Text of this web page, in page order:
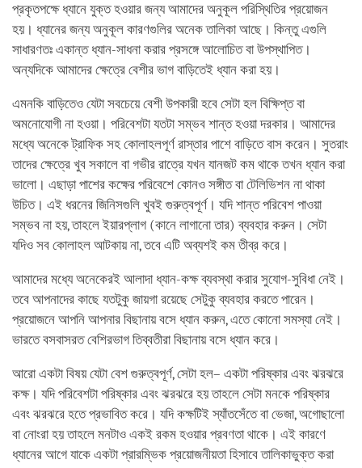
প্রকৃতপক্ষে ধ্যানে যুক্ত হওয়ার জন্য আমাদের অনুকূল পরিস্থিতির প্রয়োজন
হয়। ধ্যানের জন্য অনুকূল কারণগুলির অনেক তালিকা আছে। কিন্তু এগুলি
সাধারণতঃ একান্ত ধ্যান-সাধনা করার প্রসঙ্গে আলোচিত বা উপস্থাপিত।
অন্যদিকে আমাদের ক্ষেত্রে বেশীর ভাগ বাড়িতেই ধ্যান করা হয়।
এমনকি বাড়িতেও যেটা সবচেয়ে বেশী উপকারী হবে সেটা হল বিক্ষিপ্ত বা
অমনোযোগী না হওয়া। পরিবেশটা যতটা সম্ভব শান্ত হওয়া দরকার। আমাদের
মধ্যে অনেকে ট্রাফিক সহ কোলাহলপূর্ণ রাস্তার পাশে বাড়িতে বাস করেন। সুতরাং
তাদের ক্ষেত্রে খুব সকালে বা গভীর রাত্রে যখন যানজট কম থাকে তখন ধ্যান করা
ভালো। এছাড়া পাশের কক্ষের পরিবেশে কোনও সঙ্গীত বা টেলিভিশন না থাকা
উচিত। এই ধরনের জিনিসগুলি খুবই গুরুত্বপূর্ণ। যদি শান্ত পরিবেশ পাওয়া
সম্ভব না হয়, তাহলে ইয়ারপ্লাগ (কানে লাগানো তার) ব্যবহার করুন। সেটা
যদিও সব কোলাহল আটকায় না, তবে এটি অব্যশই কম তীব্র করে।
আমাদের মধ্যে অনেকেরই আলাদা ধ্যান-কক্ষ ব্যবস্থা করার সুযোগ-সুবিধা নেই।
তবে আপনাদের কাছে যতটুকু জায়গা রয়েছে সেটুকু ব্যবহার করতে পারেন।
প্রয়োজনে আপনি আপনার বিছানায় বসে ধ্যান করুন, এতে কোনো সমস্যা নেই।
ভারতে বসবাসরত বেশিরভাগ তিব্বতীরা বিছানায় বসে ধ্যান করে।
আরো একটা বিষয় যেটা বেশ গুরুত্বপূর্ণ, সেটা হল– একটা পরিষ্কার এবং ঝরঝরে
কক্ষ। যদি পরিবেশটা পরিষ্কার এবং ঝরঝরে হয় তাহলে সেটা মনকে পরিষ্কার
এবং ঝরঝরে হতে প্রভাবিত করে। যদি কক্ষটিই স্যাঁতসেঁতে বা ভেজা, অগোছালো
বা নোংরা হয় তাহলে মনটাও একই রকম হওয়ার প্রবণতা থাকে। এই কারণে
ধ্যানের আগে যাকে একটা প্রারম্ভিক প্রয়োজনীয়তা হিসাবে তালিকাভুক্ত করা